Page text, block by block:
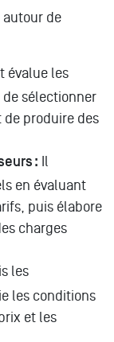
de
évalue les
de sélectionner
de produire des
: Il
en évaluant
puis élabore
charges
les
les conditions
et les